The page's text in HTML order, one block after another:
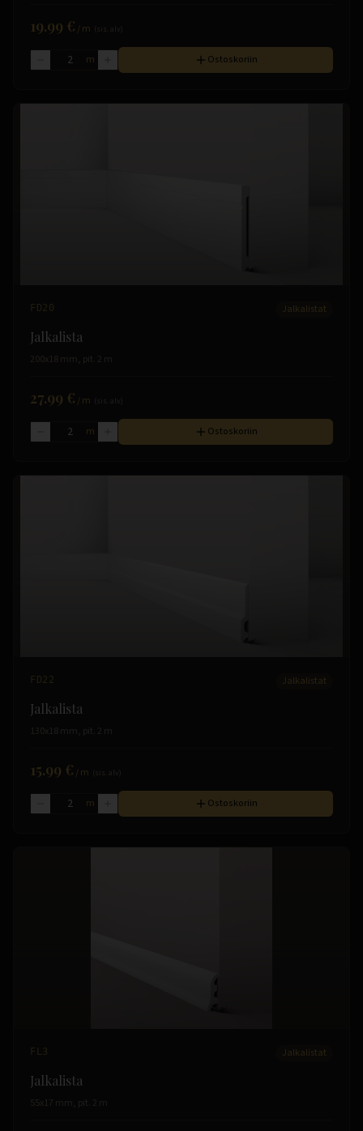
19.99 € /m
m Ostoskoriin
FD20 Jalkalistat
Jalkalista
200x18 mm, pit. 2 m
27.99 € /m
m Ostoskoriin
FD22 Jalkalistat
Jalkalista
130x18 mm, pit. 2 m
15.99 € /m
m Ostoskoriin
FL3 Jalkalistat
Jalkalista
55x17 mm, pit. 2 m